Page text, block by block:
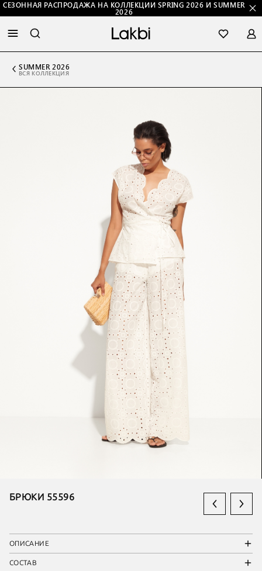
СЕЗОННАЯ РАСПРОДАЖА НА КОЛЛЕКЦИИ SPRING 2026 И SUMMER
2026
SUMMER 2026
ВСЯ КОЛЛЕКЦИЯ
БРЮКИ 55596
ОПИСАНИЕ
СОСТАВ